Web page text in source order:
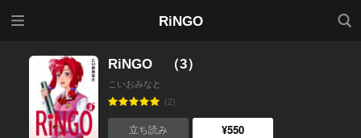
RiNGO
検索
RiNGO （3）
こいおみなと
(2)
立ち読み ¥550